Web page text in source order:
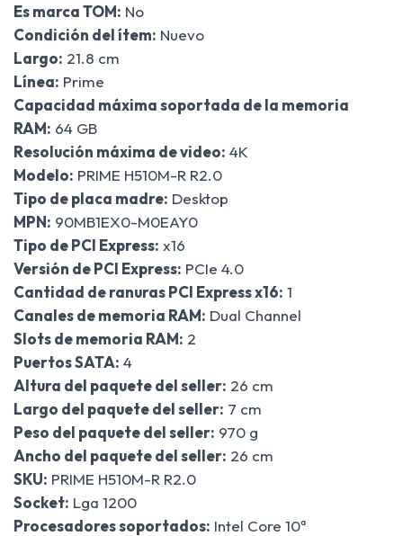
Es marca TOM: No
Condición del ítem: Nuevo
Largo: 21.8 cm
Línea: Prime
Capacidad máxima soportada de la memoria
RAM: 64 GB
Resolución máxima de video: 4K
Modelo: PRIME H510M-R R2.0
Tipo de placa madre: Desktop
MPN: 90MB1EX0-M0EAY0
Tipo de PCI Express: x16
Versión de PCI Express: PCIe 4.0
Cantidad de ranuras PCI Express x16: 1
Canales de memoria RAM: Dual Channel
Slots de memoria RAM: 2
Puertos SATA: 4
Altura del paquete del seller: 26 cm
Largo del paquete del seller: 7 cm
Peso del paquete del seller: 970 g
Ancho del paquete del seller: 26 cm
SKU: PRIME H510M-R R2.0
Socket: Lga 1200
Procesadores soportados: Intel Core 10ª